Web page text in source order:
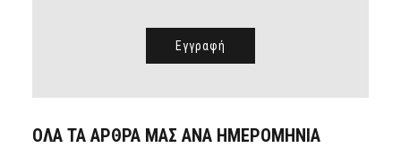
ΟΛΑ ΤΑ ΑΡΘΡΑ ΜΑΣ ΑΝΑ ΗΜΕΡΟΜΗΝΙΑ